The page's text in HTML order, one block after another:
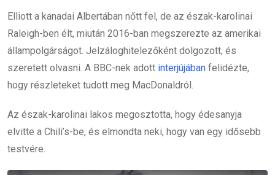
Elliott a kanadai Albertában nőtt fel, de az észak-karolinai
Raleigh-ben élt, miután 2016-ban megszerezte az amerikai
állampolgárságot. Jelzáloghitelezőként dolgozott, és
szeretett olvasni. A BBC-nek adott interjújában felidézte,
hogy részleteket tudott meg MacDonaldról.
Az észak-karolinai lakos megosztotta, hogy édesanyja
elvitte a Chili’s-be, és elmondta neki, hogy van egy idősebb
testvére.